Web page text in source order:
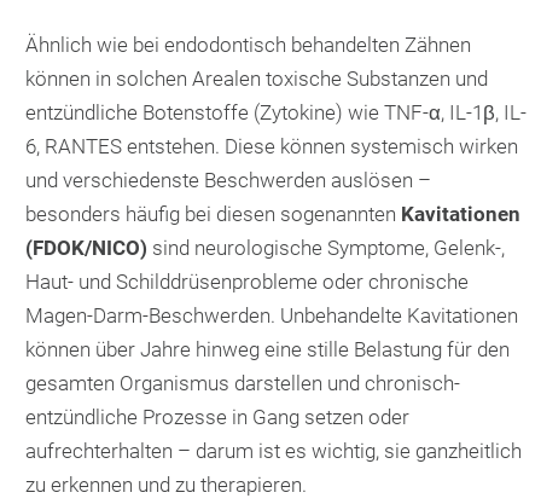
Ähnlich wie bei endodontisch behandelten Zähnen
können in solchen Arealen toxische Substanzen und
entzündliche Botenstoffe (Zytokine) wie TNF-α, IL-1β, IL-
6, RANTES entstehen. Diese können systemisch wirken
und verschiedenste Beschwerden auslösen –
besonders häufig bei diesen sogenannten Kavitationen
(FDOK/NICO) sind neurologische Symptome, Gelenk-,
Haut- und Schilddrüsenprobleme oder chronische
Magen-Darm-Beschwerden. Unbehandelte Kavitationen
können über Jahre hinweg eine stille Belastung für den
gesamten Organismus darstellen und chronisch-
entzündliche Prozesse in Gang setzen oder
aufrechterhalten – darum ist es wichtig, sie ganzheitlich
zu erkennen und zu therapieren.